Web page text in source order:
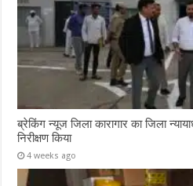
ब्रेकिंग न्यूज जिला कारागार का जिला
निरीक्षण किया
4 weeks ago